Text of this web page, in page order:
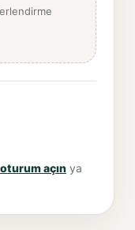
oturum açın ya